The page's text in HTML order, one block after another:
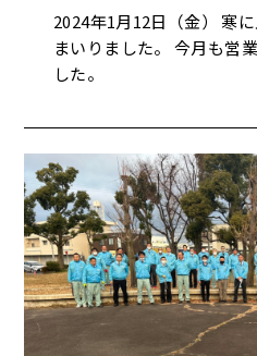
2024年1月12日（金） 寒
まいりました。 今月も営業所周辺をきれいにしま
した。